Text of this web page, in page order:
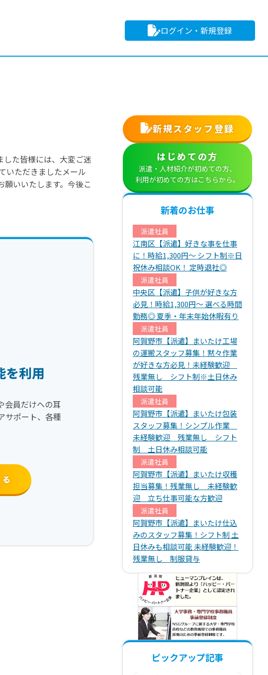
ログイン・新規登録
た皆様には、大変ご迷
いただきましたメール
いいたします。今後こ
を利用
会員だけへの耳
サポート、各種
新規スタッフ登録
はじめての方
派遣・人材紹介が初めての方、
利用が初めての方はこちらから。
新着のお仕事
派遣社員
江南区【派遣】好きな事を仕事
に！時給1,300円～ シフト制※日
祝休み相談OK！ 定時退社◎
派遣社員
中央区【派遣】子供が好きな方
必見！時給1,300円～ 選べる時間
勤務◎ 夏季・年末年始休暇有り
派遣社員
阿賀野市【派遣】まいたけ工場
の運搬スタッフ募集！黙々作業
が好きな方必見！未経験歓迎
残業無し シフト制※土日休み
相談可能
派遣社員
阿賀野市【派遣】まいたけ包装
スタッフ募集！シンプル作業
未経験歓迎 残業無し シフト
制 土日休み相談可能
派遣社員
阿賀野市【派遣】まいたけ収穫
担当募集！残業無し 未経験歓
迎 立ち仕事可能な方歓迎
派遣社員
阿賀野市【派遣】まいたけ仕込
みのスタッフ募集！シフト制 土
日休みも相談可能 未経験歓迎！
残業無し 制服貸与
ピックアップ記事